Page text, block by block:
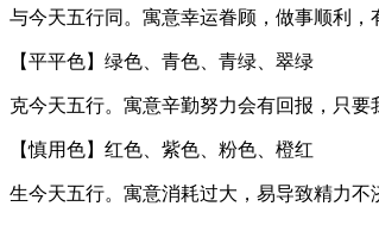
与今天五行同。寓意幸运眷顾，做事顺利
【平平色】绿色、青色、青绿、翠绿
克今天五行。寓意辛勤努力会有回报，只
【慎用色】红色、紫色、粉色、橙红
生今天五行。寓意消耗过大，易导致精力